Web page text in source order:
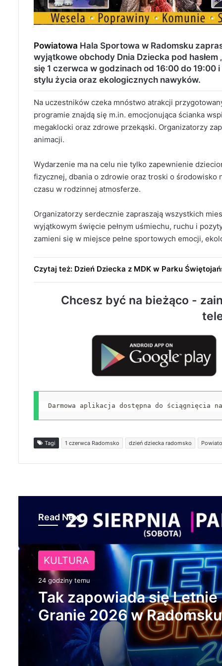
Powiatowa Hala Sportowa w Radomsku
wyjątkowe obchody Dnia Dziecka pod
się 1 czerwca w godzinach od 16:00 do
stylu życia oraz ekologicznych nawyków.
Na uczestników czeka mnóstwo atrakcji
programie znajdą się m.in. emocjonująca ścianka
megaklocki oraz zdrowe przekąski. Organizatorzy
animacji.
Wydarzenie ma na celu nie tylko zapewnienie
fizycznej, dbania o zdrowie oraz troski o środowisko
czasu w rodzinnej atmosferze.
Organizatorzy serdecznie zapraszają wszystkich
wyjątkowym święcie pełnym uśmiechu, ruchu i
zamieni się w miejsce pełne sportowych emocji,
Czytaj też: Dzień Dziecka z MDK w Parku
Chcesz być na bieżąco -
Darmowa aplikacja dostępna do ściągnięcia
Tagi 1 czerwca Radomsko dzień dziecka radomsko
Read Next
KULTURA
24 godziny temu
Tak zapowiada się Letnie
NA SYGNALE
1 dzień temu
Naczepa przewróciła się
drodze. Kruszywo
na jezdnię